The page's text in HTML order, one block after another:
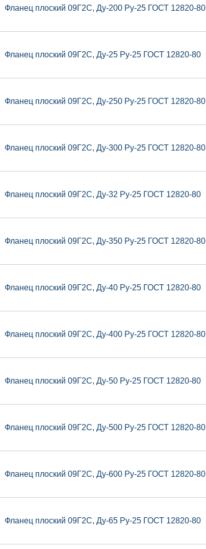
Фланец плоский 09Г2С, Ду-200 Ру-25 ГОСТ 12820-80
Фланец плоский 09Г2С, Ду-25 Ру-25 ГОСТ 12820-80
Фланец плоский 09Г2С, Ду-250 Ру-25 ГОСТ 12820-80
Фланец плоский 09Г2С, Ду-300 Ру-25 ГОСТ 12820-80
Фланец плоский 09Г2С, Ду-32 Ру-25 ГОСТ 12820-80
Фланец плоский 09Г2С, Ду-350 Ру-25 ГОСТ 12820-80
Фланец плоский 09Г2С, Ду-40 Ру-25 ГОСТ 12820-80
Фланец плоский 09Г2С, Ду-400 Ру-25 ГОСТ 12820-80
Фланец плоский 09Г2С, Ду-50 Ру-25 ГОСТ 12820-80
Фланец плоский 09Г2С, Ду-500 Ру-25 ГОСТ 12820-80
Фланец плоский 09Г2С, Ду-600 Ру-25 ГОСТ 12820-80
Фланец плоский 09Г2С, Ду-65 Ру-25 ГОСТ 12820-80